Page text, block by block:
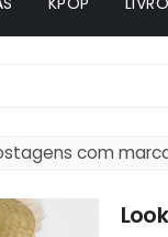
com